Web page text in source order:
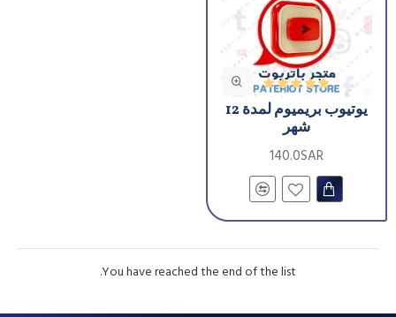
يوتيوب بريميوم لمدة 12
شهر
140.0SAR
You have reached the end of the list.